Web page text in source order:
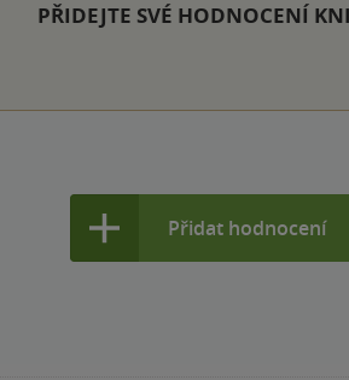
PŘIDEJTE SVÉ HODNOCENÍ
Přidat hodnocení